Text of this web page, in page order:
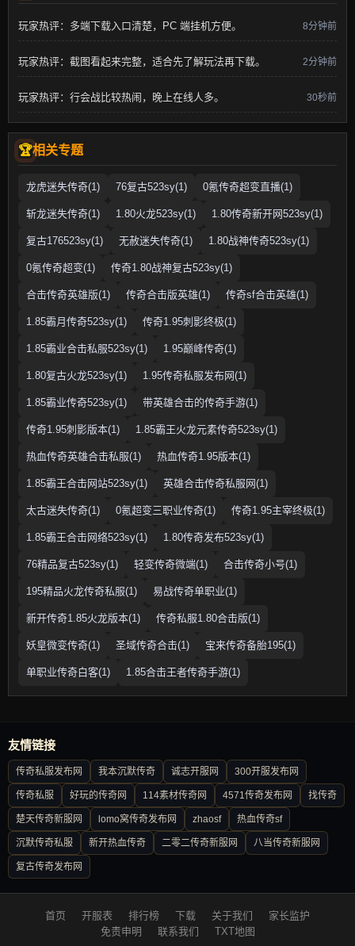
玩家热评：多端下载入口清楚，PC 端挂机方便。 8分钟前
玩家热评：截图看起来完整，适合先了解玩法再下载。 2分钟前
玩家热评：行会战比较热闹，晚上在线人多。 30秒前
相关专题
龙虎迷失传奇(1) 76复古523sy(1) 0氪传奇超变直播(1)
斩龙迷失传奇(1) 1.80火龙523sy(1) 1.80传奇新开网523sy(1)
复古176523sy(1) 无赦迷失传奇(1) 1.80战神传奇523sy(1)
0氪传奇超变(1) 传奇1.80战神复古523sy(1)
合击传奇英雄版(1) 传奇合击版英雄(1) 传奇sf合击英雄(1)
1.85霸月传奇523sy(1) 传奇1.95刺影终极(1)
1.85霸业合击私服523sy(1) 1.95巅峰传奇(1)
1.80复古火龙523sy(1) 1.95传奇私服发布网(1)
1.85霸业传奇523sy(1) 带英雄合击的传奇手游(1)
传奇1.95刺影版本(1) 1.85霸王火龙元素传奇523sy(1)
热血传奇英雄合击私服(1) 热血传奇1.95版本(1)
1.85霸王合击网站523sy(1) 英雄合击传奇私服网(1)
太古迷失传奇(1) 0氪超变三职业传奇(1) 传奇1.95主宰终极(1)
1.85霸王合击网络523sy(1) 1.80传奇发布523sy(1)
76精品复古523sy(1) 轻变传奇微端(1) 合击传奇小号(1)
195精品火龙传奇私服(1) 易战传奇单职业(1)
新开传奇1.85火龙版本(1) 传奇私服1.80合击版(1)
妖皇微变传奇(1) 圣域传奇合击(1) 宝来传奇备胎195(1)
单职业传奇白客(1) 1.85合击王者传奇手游(1)
友情链接
传奇私服发布网 我本沉默传奇 诚志开服网 300开服发布网
传奇私服 好玩的传奇网 114素材传奇网 4571传奇发布网 找传奇
楚天传奇新服网 lomo窝传奇发布网 zhaosf 热血传奇sf
沉默传奇私服 新开热血传奇 二零二传奇新服网 八当传奇新服网
复古传奇发布网
首页 开服表 排行榜 下载 关于我们
家长监护
免责申明
联系我们 TXT地图